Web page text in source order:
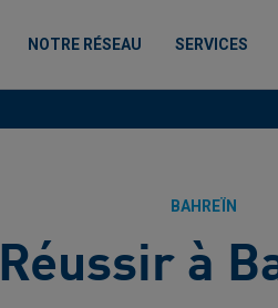
NOTRE RÉSEAU SERVICES
BAHREÏN
Réussir à